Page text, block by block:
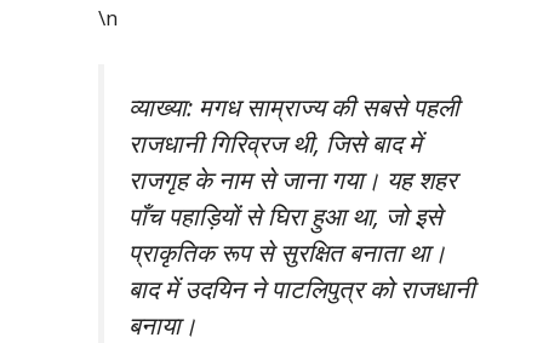
\n
व्याख्या: मगध साम्राज्य की सबसे पहली
राजधानी गिरिव्रज थी, जिसे बाद में
राजगृह के नाम से जाना गया। यह शहर
पाँच पहाड़ियों से घिरा हुआ था, जो इसे
प्राकृतिक रूप से सुरक्षित बनाता था।
बाद में उदयिन ने पाटलिपुत्र को राजधानी
बनाया।